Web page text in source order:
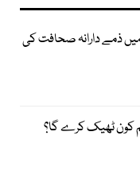
ذمے دارانہ صحافت کی
کون ٹھیک کرے گا؟